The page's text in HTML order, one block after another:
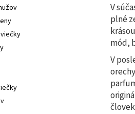
V
plné
mód,
V
ESSENCE SILNÝ
PRE MUŽOV - 50ML
SADA
ŽENY
€20